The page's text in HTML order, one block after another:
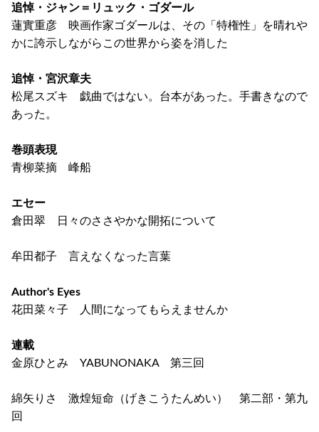
追悼・ジャン＝リュック・ゴダール
蓮實重彦 映画作家ゴダールは、その「特権性」を晴れや
かに誇示しながらこの世界から姿を消した
追悼・宮沢章夫
松尾スズキ 戯曲ではない。台本があった。手書きなので
あった。
巻頭表現
青柳菜摘 峰船
エセー
倉田翠 日々のささやかな開拓について
牟田都子 言えなくなった言葉
Author's Eyes
花田菜々子 人間になってもらえませんか
連載
金原ひとみ YABUNONAKA 第三回
綿矢りさ 激煌短命（げきこうたんめい） 第二部・第九
回